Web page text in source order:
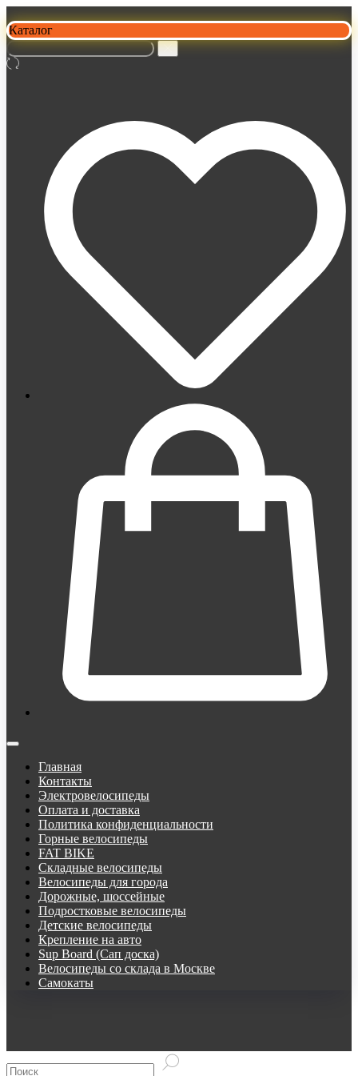
Каталог
Главная
Контакты
Электровелосипеды
Оплата и доставка
Политика конфиденциальности
Горные велосипеды
FAT BIKE
Складные велосипеды
Велосипеды для города
Дорожные, шоссейные
Подростковые велосипеды
Детские велосипеды
Крепление на авто
Sup Board (Сап доска)
Велосипеды со склада в Москве
Самокаты